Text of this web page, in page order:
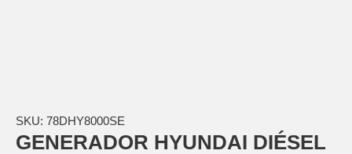
SKU: 78DHY8000SE
GENERADOR HYUNDAI DIÉSEL